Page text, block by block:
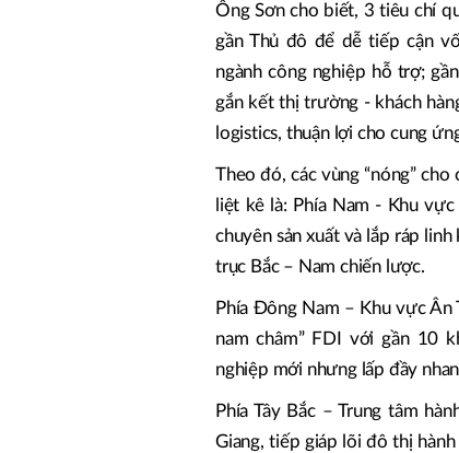
Ông Sơn cho biết, 3 tiêu chí
gần Thủ đô để dễ tiếp cận
ngành công nghiệp hỗ trợ;
gắn kết thị trường - khách
logistics, thuận lợi cho cung
Theo đó, các vùng “nóng”
liệt kê là: Phía Nam - Khu
chuyên sản xuất và lắp ráp
trục Bắc – Nam chiến lược.
Phía Đông Nam – Khu vực
nam châm” FDI với gần 10
nghiệp mới nhưng lấp đầy
Phía Tây Bắc – Trung tâm
Giang, tiếp giáp lõi đô thị